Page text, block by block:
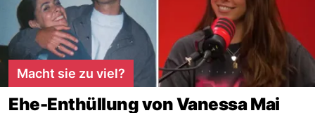
Macht sie zu viel?
Ehe-Enthüllung von Vanessa Mai